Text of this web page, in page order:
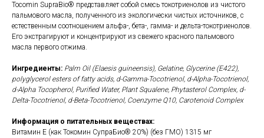
Tocomin SupraBio® представляет собой смесь токотриенолов из чистого
пальмового масла, полученного из экологически чистых источников, с
естественным соотношением альфа-, бета-, гамма- и дельта-токотриенолов.
Его экстрагируют и концентрируют из свежего красного пальмового
масла первого отжима.
Ингредиенты: Palm Oil (Elaesis guineensis), Gelatine, Glycerine (E422),
polyglycerol esters of fatty acids, d-Gamma-Tocotrienol, d-Alpha-Tocotrienol,
d-Alpha Tocopherol, Purified Water, Plant Squalene, Phytasterol Complex, d-
Delta-Tocotrienol, d-Beta-Tocotrienol, Coenzyme Q10, Carotenoid Complex
Информация о питательных веществах:
Витамин Е (как Токомин СупраБио® 20%) (без ГМО) 1315 мг